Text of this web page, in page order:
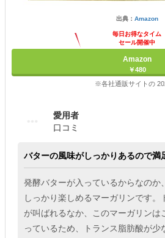
出典： Amazon
毎日お得なタイム
セール開催中
Amazon
￥480
※各社通販サイトの
愛用者
口コミ
バターの風味がしっかりあるので満
発酵バターが入っているからなのか
しっかり楽しめるマーガリンです。
が叫ばれるなか、このマーガリンは
っているため、トランス脂肪酸が少